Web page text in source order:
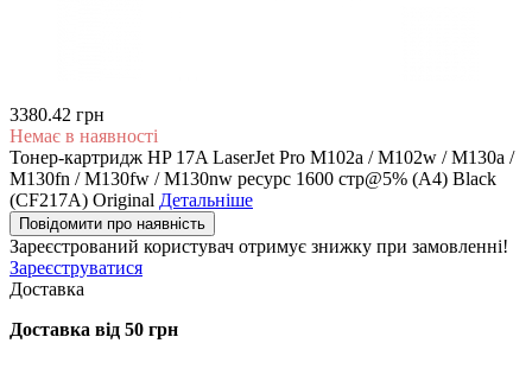
3380.42 грн
Немає в наявності
Тонер-картридж HP 17A LaserJet Pro M102a / M102w / M130a /
M130fn / M130fw / M130nw ресурс 1600 стр@5% (A4) Black
(CF217A) Original Детальніше
Повідомити про наявність
Зареєстрований користувач отримує знижку при замовленні!
Зареєструватися
Доставка
Доставка від 50 грн